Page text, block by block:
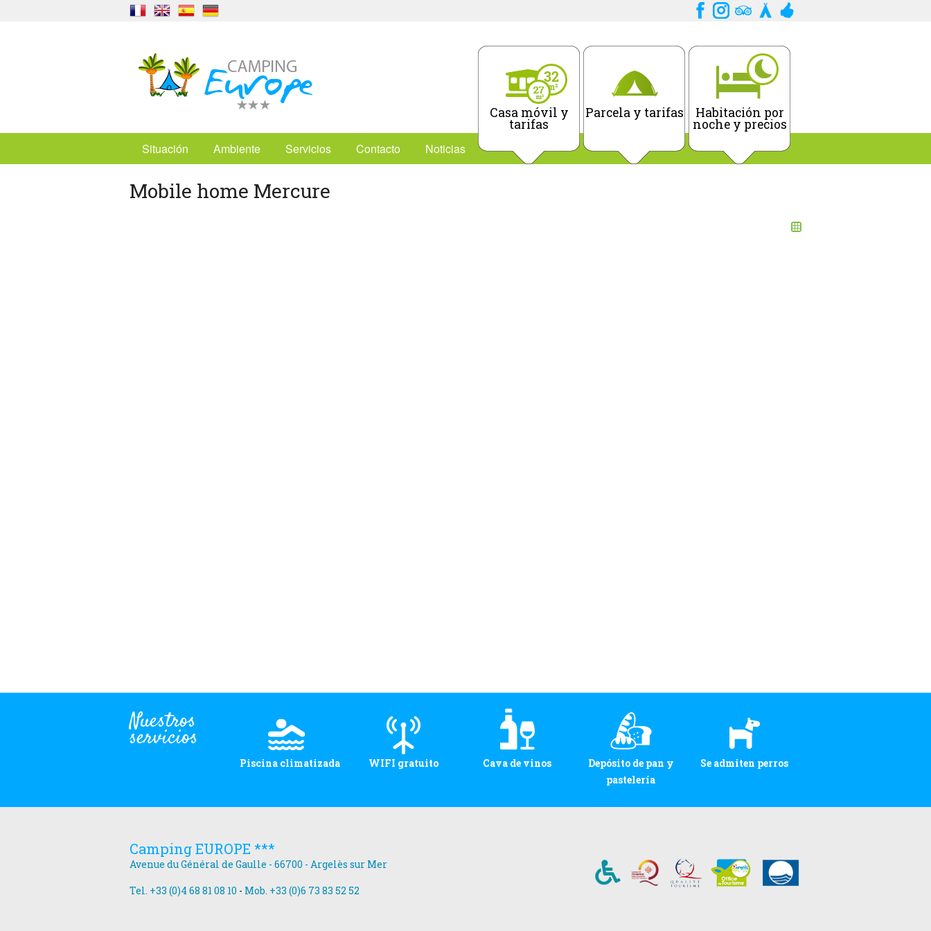
Situación Ambiente Servicios Contacto Noticias
Casa móvil y
tarifas
Parcela y tarifas Habitación por
noche y precios
Mobile home Mercure
Nuestros
servicios
Piscina climatizada WIFI gratuito Cava de vinos
Depósito de pan y
pastelería
Se admiten perros
Camping EUROPE ***
Avenue du Général de Gaulle - 66700 - Argelès sur Mer
Tel. +33 (0)4 68 81 08 10 - Mob. +33 (0)6 73 83 52 52